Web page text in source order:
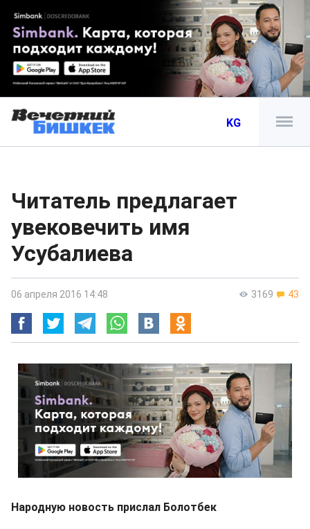
KG
Читатель предлагает
увековечить имя
Усубалиева
3169 43
06 апреля 2016 14:48
Народную новость прислал Болотбек